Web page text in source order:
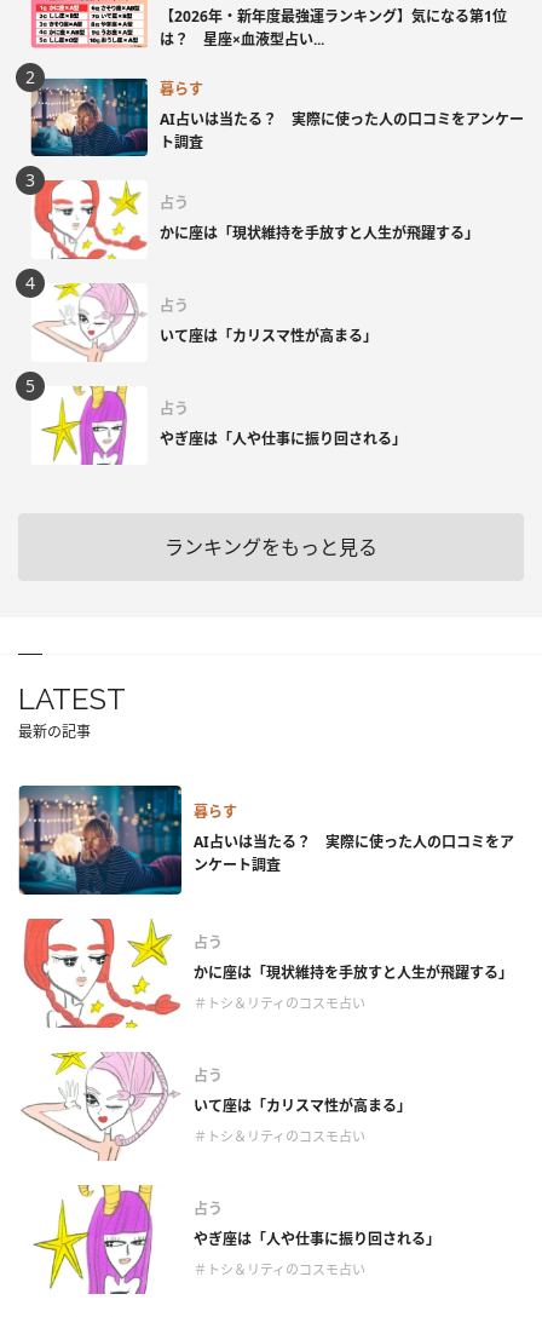
【2026年・新年度最強運ランキング】気になる第1位
は？ 星座×血液型占い...
暮らす
AI占いは当たる？ 実際に使った人の口コミをアンケー
ト調査
占う
かに座は「現状維持を手放すと人生が飛躍する」
占う
いて座は「カリスマ性が高まる」
占う
やぎ座は「人や仕事に振り回される」
ランキングをもっと見る
LATEST
最新の記事
暮らす
AI占いは当たる？ 実際に使った人の口コミをア
ンケート調査
占う
かに座は「現状維持を手放すと人生が飛躍する」
＃トシ＆リティのコスモ占い
占う
いて座は「カリスマ性が高まる」
＃トシ＆リティのコスモ占い
占う
やぎ座は「人や仕事に振り回される」
＃トシ＆リティのコスモ占い